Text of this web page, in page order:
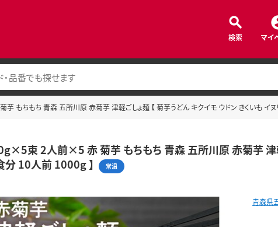
検索 マイ
もちもち 青森 五所川原 赤菊芋 津軽ごしょ麺 【 菊芋うどん キクイモ ウドン きくいも イ
束 2人前×5 赤 菊芋 もちもち 青森 五所川原 赤菊芋 津軽
分 10人前 1000g 】
常温
青森県